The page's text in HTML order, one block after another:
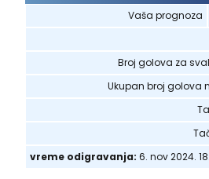
Vaša prognoza
Broj golova za
Ukupan broj golova
vreme odigravanja: 6. nov 2024.